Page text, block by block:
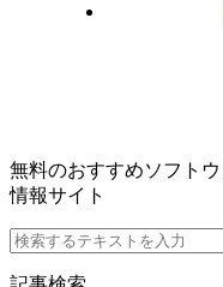
無料のおすすめソフト
情報サイト